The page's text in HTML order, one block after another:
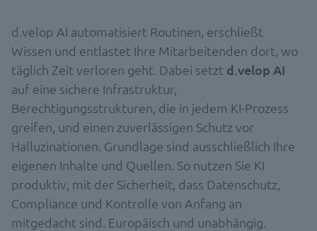
d.velop AI automatisiert Routinen, erschließt
Wissen und entlastet Ihre Mitarbeitenden dort, wo
täglich Zeit verloren geht. Dabei setzt d.velop AI
auf eine sichere Infrastruktur,
Berechtigungsstrukturen, die in jedem KI-Prozess
greifen, und einen zuverlässigen Schutz vor
Halluzinationen. Grundlage sind ausschließlich Ihre
eigenen Inhalte und Quellen. So nutzen Sie KI
produktiv, mit der Sicherheit, dass Datenschutz,
Compliance und Kontrolle von Anfang an
mitgedacht sind. Europäisch und unabhängig.